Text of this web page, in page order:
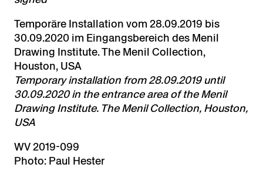
Temporäre Installation vom 28.09.2019 bis
30.09.2020 im Eingangsbereich des Menil
Drawing Institute. The Menil Collection,
Houston, USA
Temporary installation from 28.09.2019 until
30.09.2020 in the entrance area of the Menil
Drawing Institute. The Menil Collection, Houston,
USA
WV 2019-099
Photo: Paul Hester